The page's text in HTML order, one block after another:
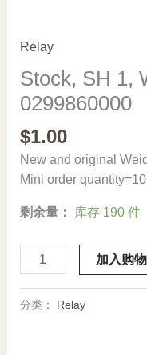
Relay
Stock, SH 1,
0299860000
$1.00
New and original
Mini order
剩余量： 库存 190 件
Stock,
SH
Weidmuller,
加入购
分类： Relay